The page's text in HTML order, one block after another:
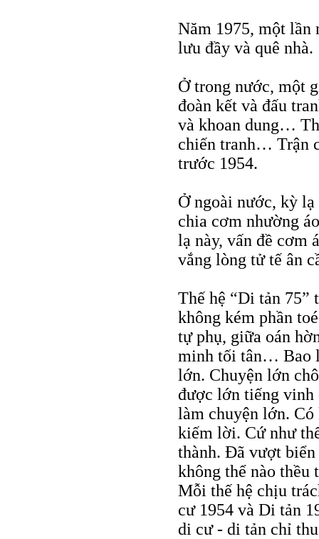
Năm 1975, một
lưu đầy và quê nhà.
Ở trong nước, một
đoàn kết và đấu
và khoan dung…
chiến tranh… Trận
trước 1954.
Ở ngoài nước, kỳ
chia cơm nhường
lạ này, vấn đề cơm
vắng lòng tử tế ân
Thế hệ “Di tản
không kém phần
tự phụ, giữa oán
minh tối tân… Bao
lớn. Chuyện lớn
được lớn tiếng vinh
làm chuyện lớn.
kiếm lời. Cứ như
thành. Đã vượt
không thể nào thều
Mỗi thế hệ chịu
cư 1954 và Di tản
di cư - di tản chỉ